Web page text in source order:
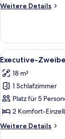
(Room
be
chosen)
anzeigen
Weitere Details
Weitere
Zimmer,
Nichtraucher
(Room
cannot
be
chosen)
Alle
Fotos
für
Executive-
Nichtraucher
(with
Sofa
11
Executive-
18 m²
1 Schlafzimmer
Platz für 5
2 Komfort-
Weitere Details
Weitere